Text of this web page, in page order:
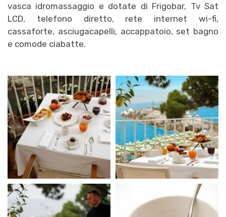
vasca idromassaggio e dotate di Frigobar, Tv Sat
LCD, telefono diretto, rete internet wi-fi,
cassaforte, asciugacapelli, accappatoio, set bagno
e comode ciabatte.